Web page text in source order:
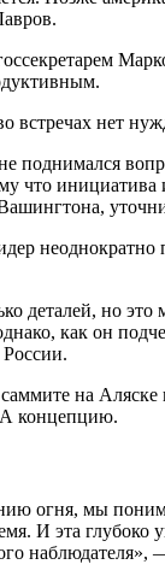
встречах нет
поднимался
что
деталей, но
как он
на Аляске
концепцию.
огня, мы
И эта глубоко
наблюдателя»,